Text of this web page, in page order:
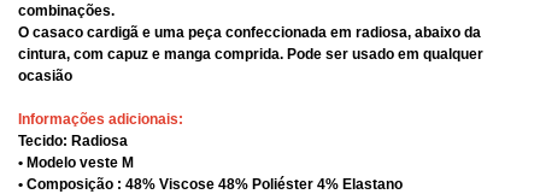
combinações.
O casaco cardigã e uma peça confeccionada em radiosa, abaixo da
cintura, com capuz e manga comprida. Pode ser usado em qualquer
ocasião
Informações adicionais:
Tecido: Radiosa
• Modelo veste M
• Composição : 48% Viscose 48% Poliéster 4% Elastano